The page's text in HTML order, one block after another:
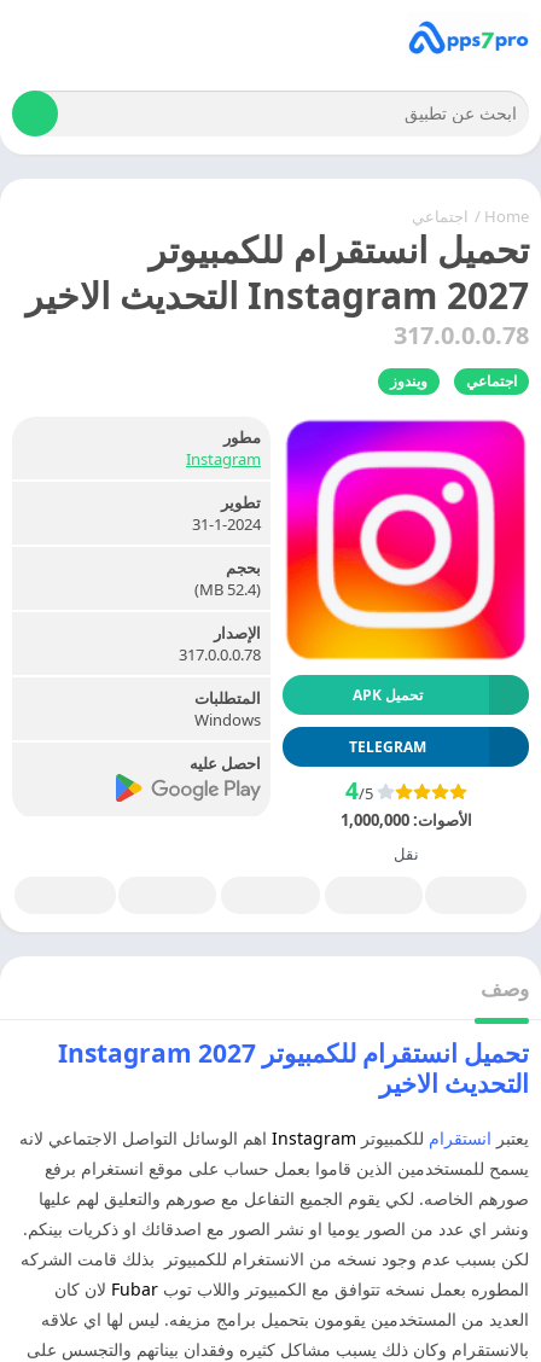
Home
/ اجتماعي
تحميل انستقرام للكمبيوتر
Instagram 2027 التحديث الاخير
317.0.0.0.78
اجتماعي ويندوز
تحميل APK
TELEGRAM
4/5
الأصوات:1,000,000
نقل
مطور
Instagram
تطوير
31-1-2024
بحجم
(52.4 MB)
الإصدار
317.0.0.0.78
المتطلبات
Windows
احصل عليه
وصف
تحميل انستقرام للكمبيوتر Instagram 2027
التحديث الاخير
يعتبر انستقرام للكمبيوتر Instagram اهم الوسائل التواصل الاجتماعي لانه
يسمح للمستخدمين الذين قاموا بعمل حساب على موقع انستغرام برفع
صورهم الخاصه. لكي يقوم الجميع التفاعل مع صورهم والتعليق لهم عليها
ونشر اي عدد من الصور يوميا او نشر الصور مع اصدقائك او ذكريات بينكم.
لكن بسبب عدم وجود نسخه من الانستغرام للكمبيوتر بذلك قامت الشركه
المطوره بعمل نسخه تتوافق مع الكمبيوتر واللاب توب Fubar لان كان
العديد من المستخدمين يقومون بتحميل برامج مزيفه. ليس لها اي علاقه
بالانستقرام وكان ذلك يسبب مشاكل كثيره وفقدان بيناتهم والتجسس على